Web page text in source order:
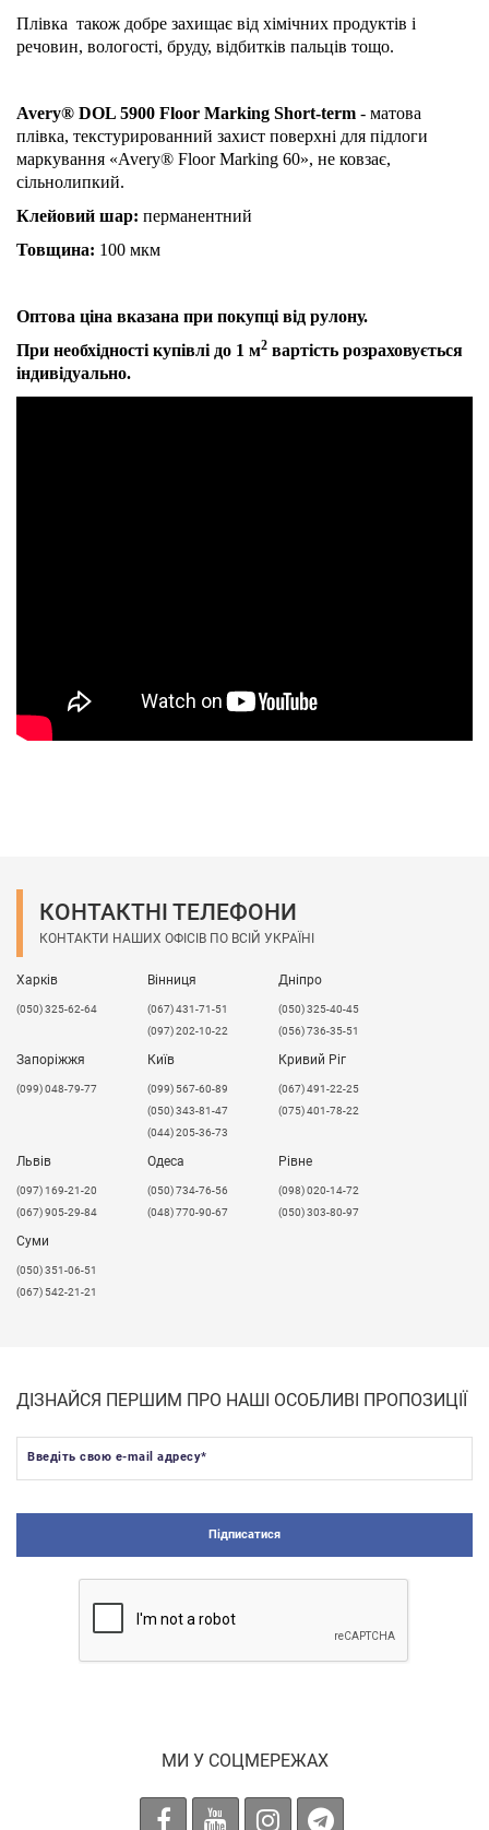
Плівка також добре захищає від хімічних продуктів і
речовин, вологості, бруду, відбитків пальців тощо.
Avery® DOL 5900 Floor Marking Short-term - матова
плівка, текстурированний захист поверхні для підлоги
маркування «Avery® Floor Marking 60», не ковзає,
сільнолипкий.
Клейовий шар: перманентний
Товщина: 100 мкм
Оптова ціна вказана при покупці від рулону.
При необхідності купівлі до 1 м2 вартість розраховується
індивідуально.
КОНТАКТНІ ТЕЛЕФОНИ
КОНТАКТИ НАШИХ ОФІСІВ ПО ВСІЙ УКРАЇНІ
Харків
(050) 325-62-64
Вінниця
(067) 431-71-51
(097) 202-10-22
Дніпро
(050) 325-40-45
(056) 736-35-51
Запоріжжя
(099) 048-79-77
Київ
(099) 567-60-89
(050) 343-81-47
(044) 205-36-73
Кривий Ріг
(067) 491-22-25
(075) 401-78-22
Львів
​(097) 169-21-20
(067) 905-29-84
Одеса
(050) 734-76-56
(048) 770-90-67
Рівне
(098) 020-14-72
(050) 303-80-97
Суми
(050) 351-06-51
(067) 542-21-21
ДІЗНАЙСЯ ПЕРШИМ ПРО НАШІ ОСОБЛИВІ ПРОПОЗИЦІЇ
Введіть свою e-mail адресу*
Підписатися
МИ У СОЦМЕРЕЖАХ